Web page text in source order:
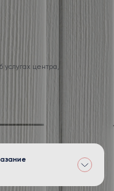
услугах центра,